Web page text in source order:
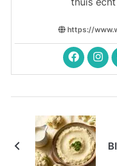
https://